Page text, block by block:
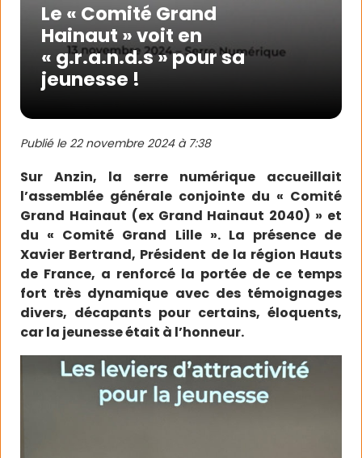
Le « Comité Grand
Hainaut » voit en
« g.r.a.n.d.s » pour sa
jeunesse !
Publié le22 novembre 2024 à 7:38
Sur Anzin, la serre numérique accueillait
l’assemblée générale conjointe du « Comité
Grand Hainaut (ex Grand Hainaut 2040) » et
du « Comité Grand Lille ». La présence de
Xavier Bertrand, Président de la région Hauts
de France, a renforcé la portée de ce temps
fort très dynamique avec des témoignages
divers, décapants pour certains, éloquents,
car la jeunesse était à l’honneur.